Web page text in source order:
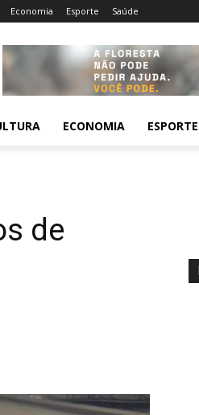
Economia Esporte Saúde
ECONOMIA ESPORTE
de